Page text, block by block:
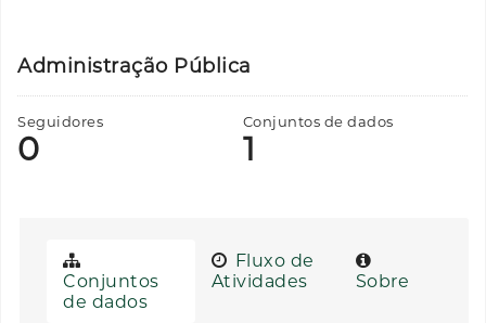
Administração Pública
Seguidores
0
Conjuntos de dados
1
Conjuntos
de dados
Fluxo de
Atividades
Sobre